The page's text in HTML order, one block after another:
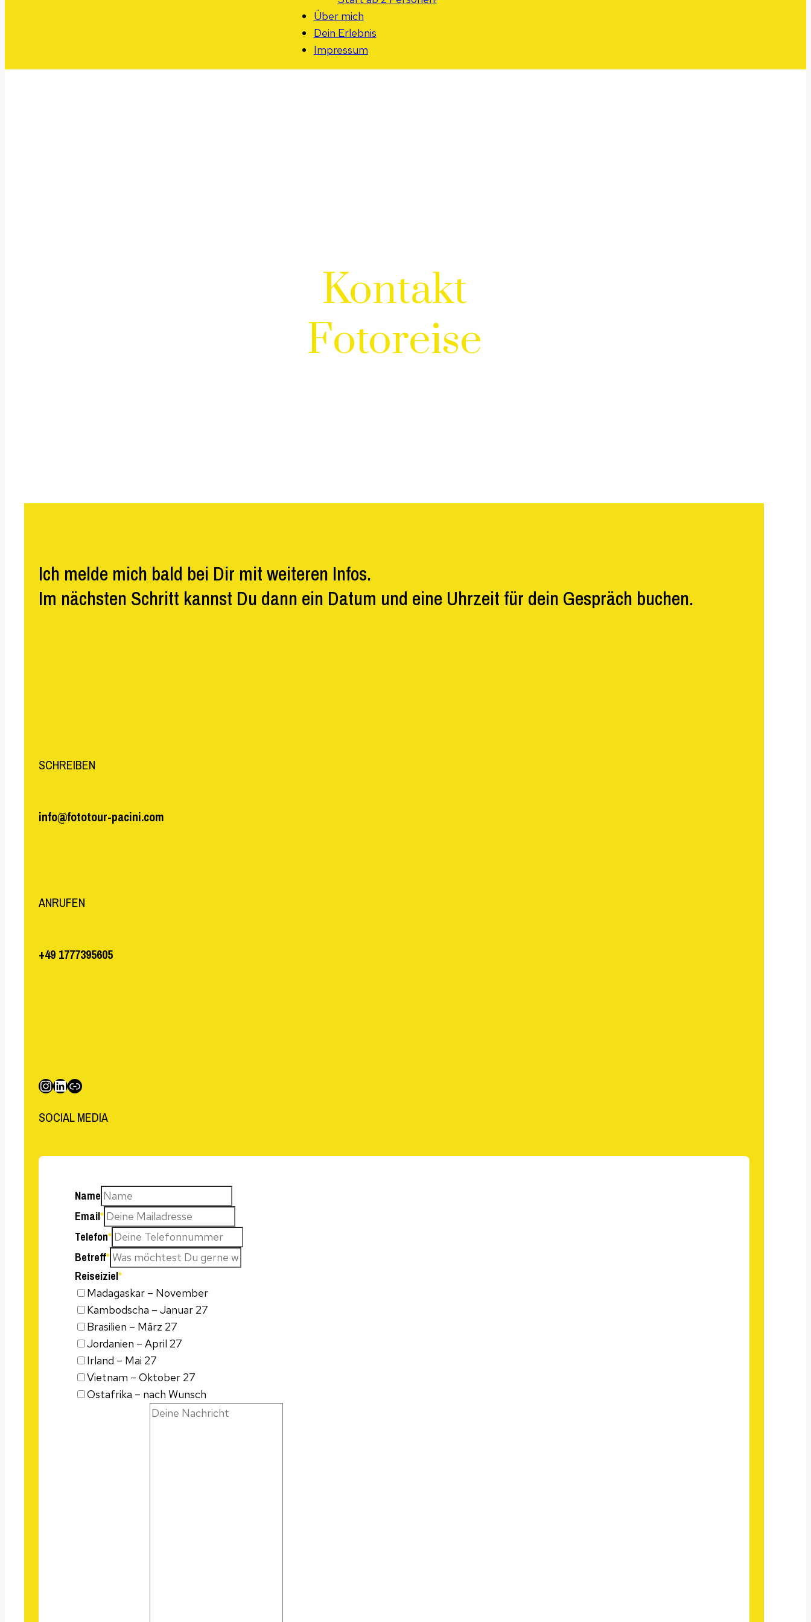
Über mich
Dein Erlebnis
Impressum
Kontakt
Fotoreise
Ich melde mich bald bei Dir mit weiteren Infos.
Im nächsten Schritt kannst Du dann ein Datum und eine Uhrzeit für dein Gespräch buchen.
SCHREIBEN
info@fototour-pacini.com
ANRUFEN
+49 1777395605
Instagram
LinkedIn
Link
SOCIAL MEDIA
Name
Email*
Telefon*
Betreff*
Reiseiziel*
Madagaskar – November
Kambodscha – Januar 27
Brasilien – März 27
Jordanien – April 27
Irland – Mai 27
Vietnam – Oktober 27
Ostafrika – nach Wunsch